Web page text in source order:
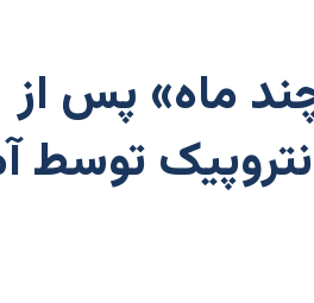
ماه» پس از
توسط